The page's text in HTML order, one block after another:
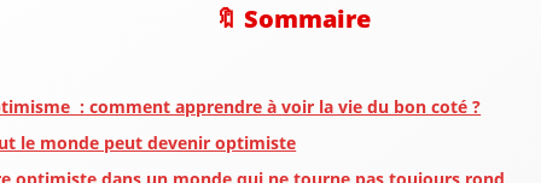
🔖 Sommaire
: comment apprendre à voir la vie du bon coté ?
le monde peut devenir optimiste